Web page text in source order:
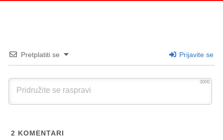
Pretplatiti se Prijavite se
3000
2 KOMENTARI